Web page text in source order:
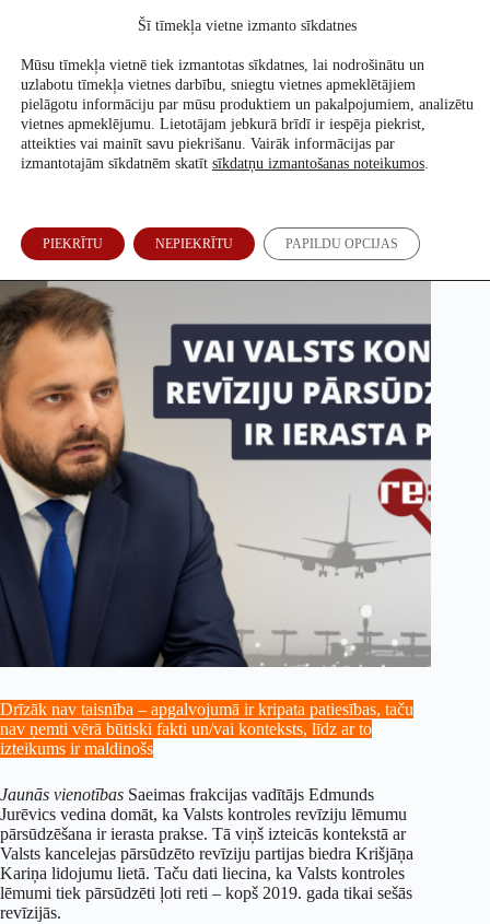
Atbalsti mūs
Vai Valsts kontroles revīziju pārsūdzēšana ir ierasta prakse?
Drīzāk nav taisnība – apgalvojumā ir kripata patiesības, taču
nav ņemti vērā būtiski fakti un/vai konteksts, līdz ar to
izteikums ir maldinošs
Jaunās vienotības Saeimas frakcijas vadītājs Edmunds
Jurēvics vedina domāt, ka Valsts kontroles revīziju lēmumu
pārsūdzēšana ir ierasta prakse. Tā viņš izteicās kontekstā ar
Valsts kancelejas pārsūdzēto revīziju partijas biedra Krišjāņa
Kariņa lidojumu lietā. Taču dati liecina, ka Valsts kontroles
lēmumi tiek pārsūdzēti ļoti reti – kopš 2019. gada tikai sešās
revīzijās.
Šī tīmekļa vietne izmanto sīkdatnes
Mūsu tīmekļa vietnē tiek izmantotas sīkdatnes, lai nodrošinātu un
uzlabotu tīmekļa vietnes darbību, sniegtu vietnes apmeklētājiem
pielāgotu informāciju par mūsu produktiem un pakalpojumiem, analizētu
vietnes apmeklējumu. Lietotājam jebkurā brīdī ir iespēja piekrist,
atteikties vai mainīt savu piekrišanu. Vairāk informācijas par
izmantotajām sīkdatnēm skatīt sīkdatņu izmantošanas noteikumos.
PIEKRĪTU NEPIEKRĪTU PAPILDU OPCIJAS